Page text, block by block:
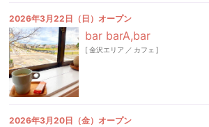
2026年3月22日（日）オープン
bar barA,bar
[金沢エリア ／ カフェ ]
2026年3月20日（金）オープン